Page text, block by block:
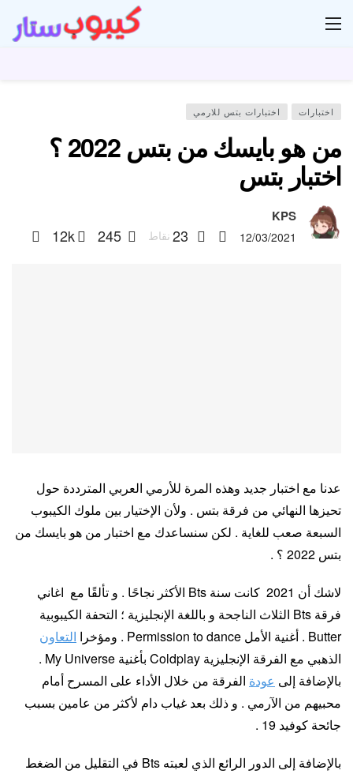
اختبارات اختبارات بتس للارمي
من هو بايسك من بتس 2022 ؟
اختبار بتس
KPS
12/03/2021
23 نقاط 245
12k
عدنا مع اختبار جديد وهذه المرة للأرمي العربي المترددة حول
تحيزها النهائي من فرقة بتس . ولأن الإختيار بين ملوك الكيبوب
السبعة صعب للغاية . لكن سنساعدك مع اختبار من هو بايسك من
بتس 2022 ؟ .
لاشك أن 2021 كانت سنة Bts الأكثر نجاحًا . و تألقًا مع اغاني
فرقة Bts الثلاث الناجحة و باللغة الإنجليزية ؛ التحفة الكيبوبية
Butter . أغنية الأمل Permission to dance . ومؤخرا
التعاون
الذهبي مع الفرقة الإنجليزية Coldplay بأغنية My Universe .
بالإضافة إلى عودة الفرقة من خلال الأداء على المسرح أمام
محبيهم من الآرمي . و ذلك بعد غياب دام لأكثر من عامين بسبب
جائحة كوفيد 19 .
بالإضافة إلى الدور الرائع الذي لعبته Bts في التقليل من الضغط